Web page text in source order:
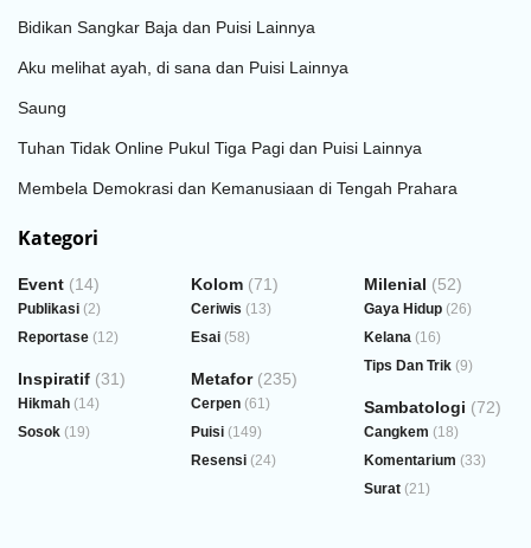
Bidikan Sangkar Baja dan Puisi Lainnya
Aku melihat ayah, di sana dan Puisi Lainnya
Saung
Tuhan Tidak Online Pukul Tiga Pagi dan Puisi Lainnya
Membela Demokrasi dan Kemanusiaan di Tengah Prahara
Kategori
Event (14)
Publikasi (2)
Reportase (12)
Inspiratif (31)
Hikmah (14)
Sosok (19)
Kolom (71)
Ceriwis (13)
Esai (58)
Metafor(235)
Cerpen (61)
Puisi (149)
Resensi (24)
Milenial (52)
Gaya Hidup (26)
Kelana (16)
Tips Dan Trik (9)
Sambatologi (72)
Cangkem (18)
Komentarium (33)
Surat (21)